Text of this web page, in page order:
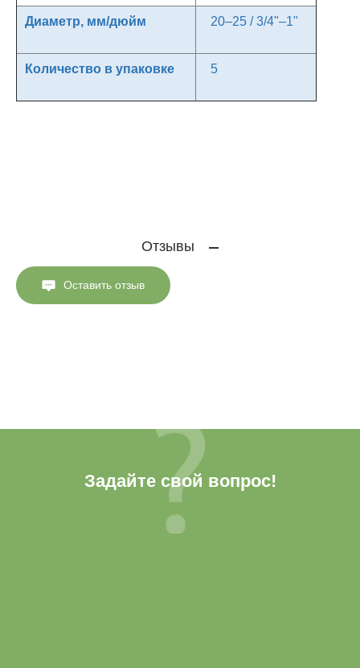
Диаметр, мм/дюйм 20–25 / 3/4"–1"
Количество в упаковке 5
Отзывы
Оставить отзыв
Задайте свой вопрос!